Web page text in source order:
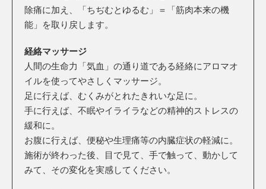
除痛に加え、「ちぢむとゆるむ」＝「筋肉本来の機
能」を取り戻します。
経絡マッサージ
人間の生命力「気血」の通り道である経絡にアロマオ
イルを使ってやさしくマッサージ。
足に行えば、むくみがとれたきれいな足に。
手に行えば、不眠やイライラなどの精神的ストレスの
緩和に。
お腹に行えば、便秘や生理痛等の内臓症状の軽減に。
施術が終わった後、目で見て、手で触って、動かして
みて、その変化を実感してください。